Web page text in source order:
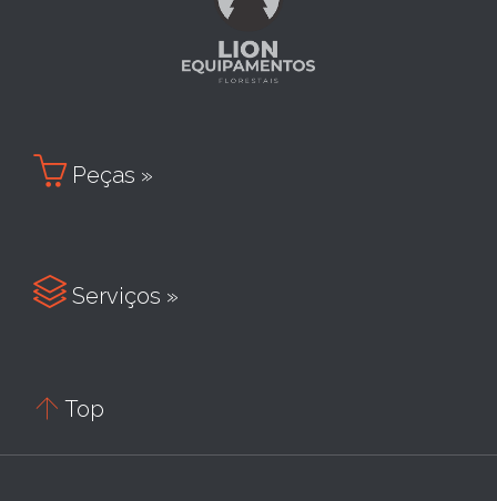
 Peças »
 Serviços »
 Top